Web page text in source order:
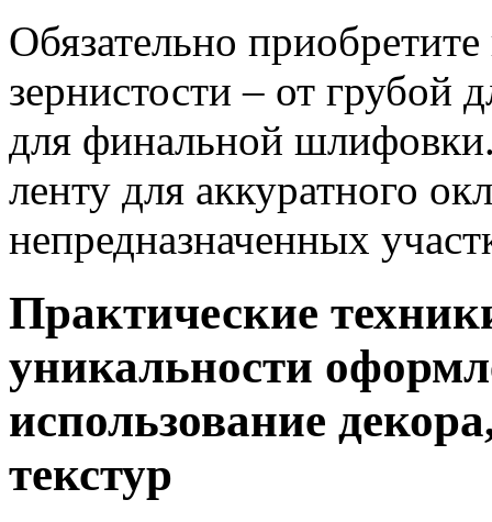
Обязательно
зернистости – от грубой
для финальной
ленту для аккуратного
непредназначенных
Практические
уникальности
использование
текстур